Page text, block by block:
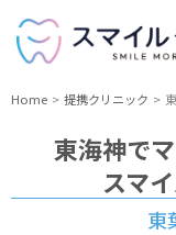
Home 提携クリニック
東海神で
スマ
東